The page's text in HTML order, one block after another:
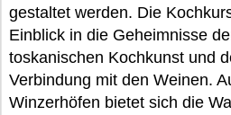
gestaltet werden. Die
Einblick in die Geheimnisse
toskanischen Kochkunst und
Verbindung mit den Weinen.
Winzerhöfen bietet sich die